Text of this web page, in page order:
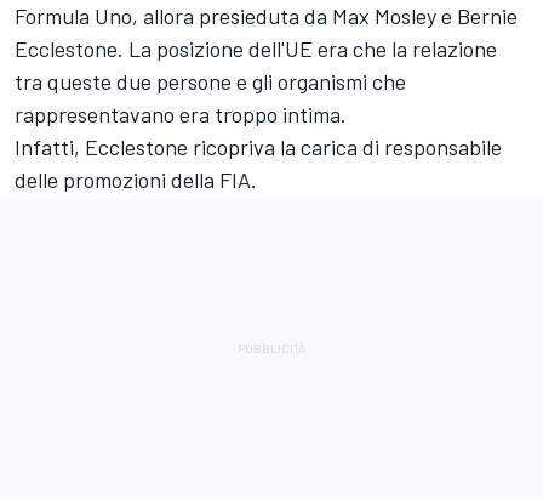
Formula Uno, allora presieduta da Max Mosley e Bernie
Ecclestone. La posizione dell'UE era che la relazione
tra queste due persone e gli organismi che
rappresentavano era troppo intima.
Infatti, Ecclestone ricopriva la carica di responsabile
delle promozioni della FIA.